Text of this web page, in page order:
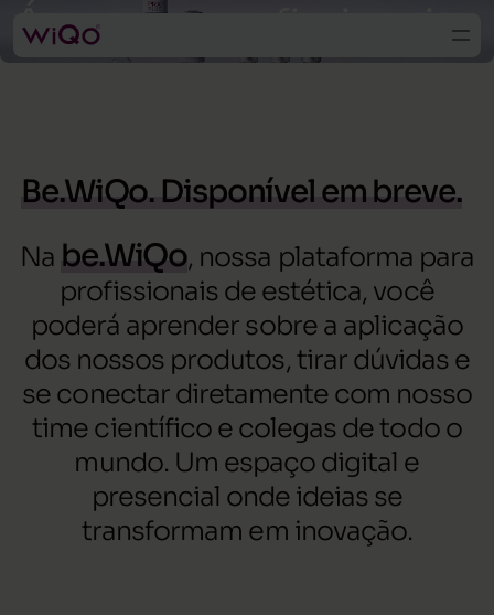
Área para profissionais
Be.WiQo. Disponível em breve.
Na be.WiQo, nossa plataforma para
profissionais de estética, você
poderá aprender sobre a aplicação
dos nossos produtos, tirar dúvidas e
se conectar diretamente com nosso
time científico e colegas de todo o
mundo. Um espaço digital e
presencial onde ideias se
transformam em inovação.